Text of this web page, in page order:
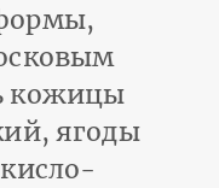
кожицы
ягоды